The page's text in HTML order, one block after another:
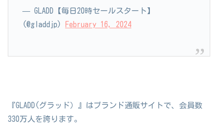
— GLADD【毎日20時セールスタート】
(@gladdjp)
February 16, 2024
『GLADD(グラッド）』はブランド通販サイトで、会員数
330万人を誇ります。